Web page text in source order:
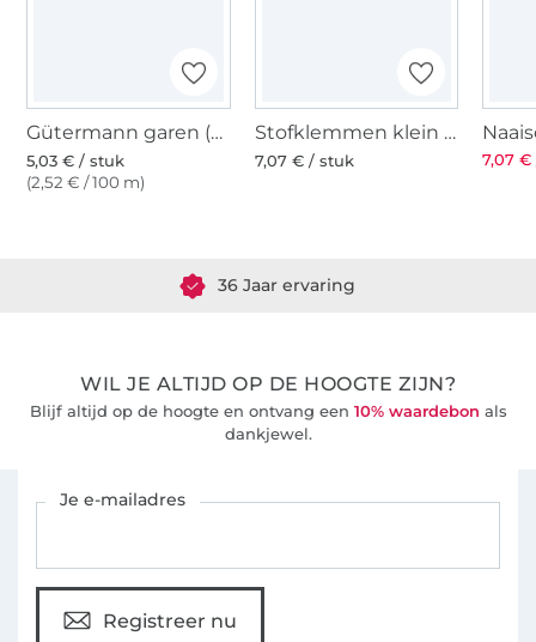
Gütermann garen (269)
5,03 € / stuk
(2,52 € / 100 m)
Stofklemmen klein 20 st., veelkleurig
7,07 € / stuk 7,07
36 Jaar ervaring
WIL JE ALTIJD OP DE HOOGTE ZIJN?
Blijf altijd op de hoogte en ontvang een 10% waardebon als
dankjewel.
Je e-mailadres
Registreer nu